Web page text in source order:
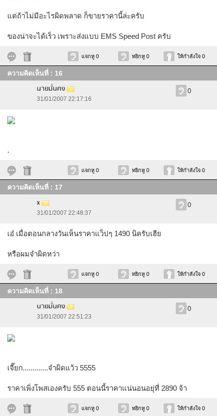
แต่ถ้าไม่มีอะไรผิดพลาด ก็ขายราคานี้ล่ะครับ
ของน่าจะได้เร็ว เพราะส่งแบบ EMS Speed Post ครับ
แจกหู 0 หยิกหู 0 ให้กำลังใจ 0
ความคิดเห็นที่ : 16
นายมั่นคง
31/01/2007 22:17:16
0
.
แจกหู 0 หยิกหู 0 ให้กำลังใจ 0
ความคิดเห็นที่ : 17
x
31/01/2007 22:48:37
0
เอ๋ เมื่อตอนกลางวันเห็นราคาแว็ปๆ 1490 นิครับเฮีย
หรือผมจำผิดหว่า
แจกหู 0 หยิกหู 0 ให้กำลังใจ 0
ความคิดเห็นที่ : 18
นายมั่นคง
31/01/2007 22:51:23
0
เจี๊ยก.............จำผิดแว้ว 5555
ราคาเพิ่งโพสเองครับ 555 ตอนนี้ราคาแน่นอนอยุ่ที่ 2890 จ้า
แจกหู 0 หยิกหู 0 ให้กำลังใจ 0